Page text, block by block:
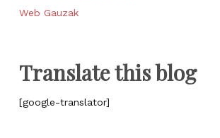
Web Gauzak
Translate this blog
[google-translator]